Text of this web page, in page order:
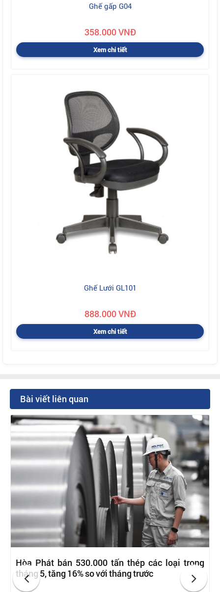
Ghế gấp G04
358.000 VNĐ
Xem chi tiết
Ghế Lưới GL101
888.000 VNĐ
Xem chi tiết
Bài viết liên quan
Hòa Phát bán 530.000 tấn thép các loại trong
tháng 5, tăng 16% so với tháng trước